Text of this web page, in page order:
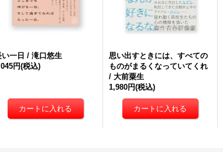
い一日 / 滝口悠生
円(税込)
思い出すときには、すべての
ものがまるくなっていてくれ
/ 大前粟生
1,980円(税込)